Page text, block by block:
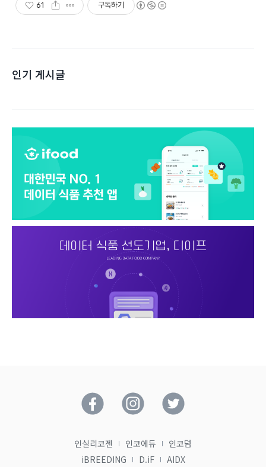
61 구독하기
인기 게시글
인실리코젠 인코에듀
인코덤
iBREEDING
D.iF AIDX